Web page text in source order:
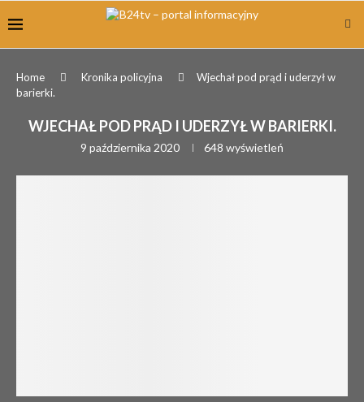
Home Kronika policyjna
Wjechał pod prąd i uderzył w
barierki.
WJECHAŁ POD PRĄD I UDERZYŁ W BARIERKI.
9 października 2020 648 wyświetleń